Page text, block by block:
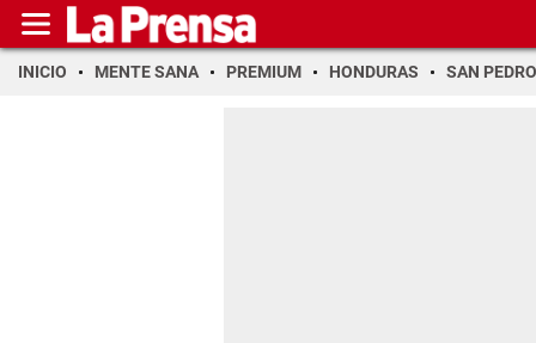
INICIO MENTE SANA PREMIUM HONDURAS SAN PEDRO